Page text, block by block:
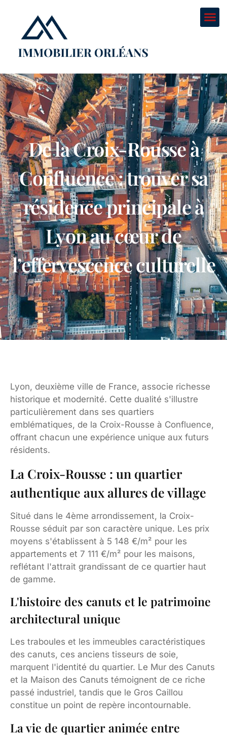
De la Croix-Rousse à
Confluence : trouver sa
résidence principale à
Lyon au cœur de
l’effervescence culturelle
Lyon, deuxième ville de France, associe richesse
historique et modernité. Cette dualité s'illustre
particulièrement dans ses quartiers
emblématiques, de la Croix-Rousse à Confluence,
offrant chacun une expérience unique aux futurs
résidents.
La Croix-Rousse : un quartier
authentique aux allures de village
Situé dans le 4ème arrondissement, la Croix-
Rousse séduit par son caractère unique. Les prix
moyens s'établissent à 5 148 €/m² pour les
appartements et 7 111 €/m² pour les maisons,
reflétant l'attrait grandissant de ce quartier haut
de gamme.
L'histoire des canuts et le patrimoine
architectural unique
Les traboules et les immeubles caractéristiques
des canuts, ces anciens tisseurs de soie,
marquent l'identité du quartier. Le Mur des Canuts
et la Maison des Canuts témoignent de ce riche
passé industriel, tandis que le Gros Caillou
constitue un point de repère incontournable.
La vie de quartier animée entre